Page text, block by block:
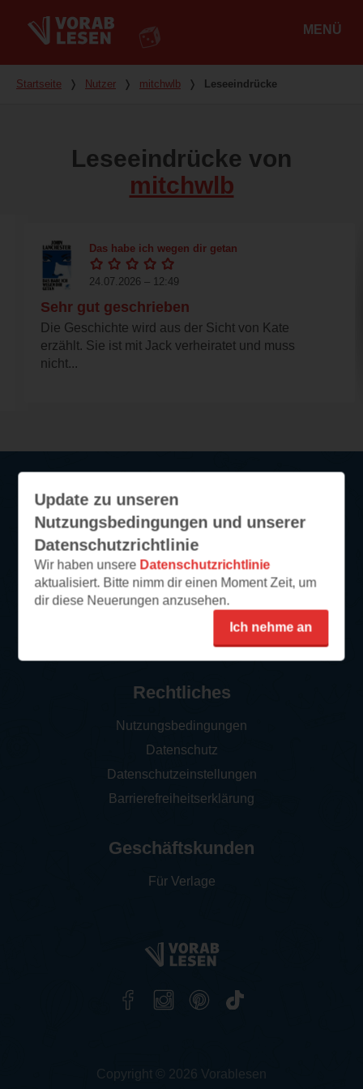
MENÜ
Du bist hier
Startseite ❭ Nutzer ❭ mitchwlb ❭ Leseeindrücke
Leseeindrücke von
mitchwlb
Das habe ich wegen dir getan
24.07.2026 – 12:49
Sehr gut geschrieben
Die Geschichte wird aus der Sicht von Kate
erzählt. Sie ist mit Jack verheiratet und muss
nicht...
Update zu unseren
Nutzungsbedingungen und unserer
Datenschutzrichtlinie
Wir haben unsere Datenschutzrichtlinie
aktualisiert. Bitte nimm dir einen Moment Zeit, um
dir diese Neuerungen anzusehen.
Ich nehme an
Service
So funktioniert‘s
FAQ
Newsletter abonnieren
Rechtliches
Nutzungsbedingungen
Datenschutz
Datenschutzeinstellungen
Barrierefreiheitserklärung
Geschäftskunden
Für Verlage
Copyright © 2026 Vorablesen